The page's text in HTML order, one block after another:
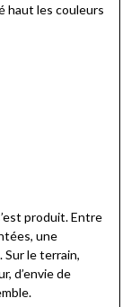
haut les couleurs
produit. Entre
une
Sur le terrain,
d’envie de